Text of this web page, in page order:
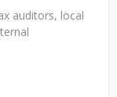
auditors, local